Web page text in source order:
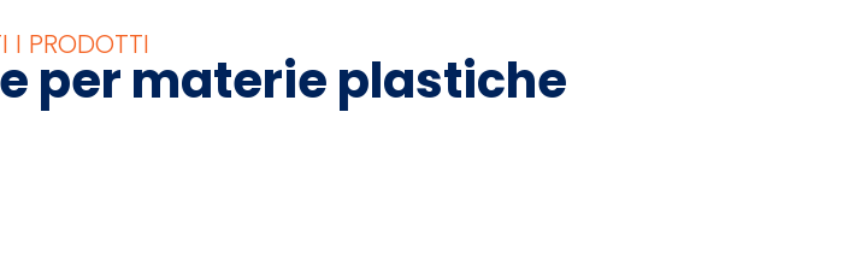
I PRODOTTI
per materie plastiche